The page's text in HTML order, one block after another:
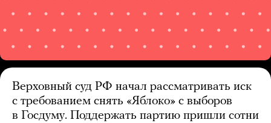
Верховный суд РФ начал рассматривать иск
с требованием снять «Яблоко» с выборов
в Госдуму. Поддержать партию пришли сотни